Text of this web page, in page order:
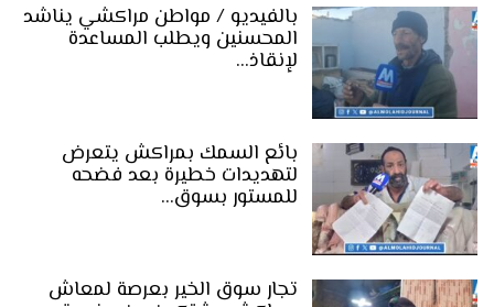
بالفيديو / مواطن مراكشي يناشد
المحسنين ويطلب المساعدة
لإنقاذ…
بائع السمك بمراكش يتعرض
لتهديدات خطيرة بعد فضحه
للمستور بسوق…
تجار سوق الخير بعرصة لمعاش